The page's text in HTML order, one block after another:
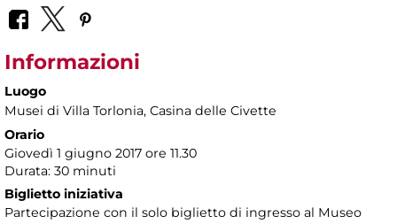
Informazioni
Luogo
Musei di Villa Torlonia, Casina delle Civette
Orario
Giovedì 1 giugno 2017 ore 11.30
Durata: 30 minuti
Biglietto iniziativa
Partecipazione con il solo biglietto di ingresso al Museo